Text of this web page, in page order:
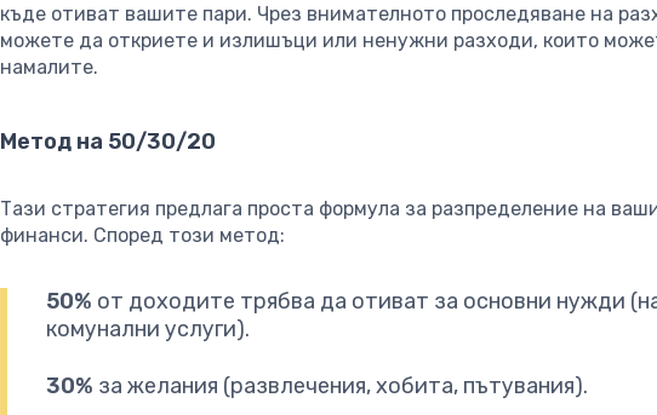
къде отиват вашите пари. Чрез внимателното проследяване на
можете да откриете и излишъци или ненужни разходи, които
намалите.
Метод на 50/30/20
Тази стратегия предлага проста формула за разпределение на
финанси. Според този метод:
50% от доходите трябва да отиват за основни нужди
комунални услуги).
30% за желания (развлечения, хобита, пътувания).